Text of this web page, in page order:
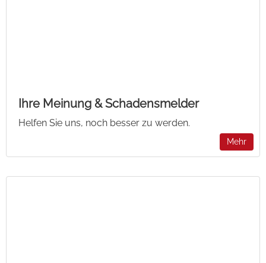
Ihre Meinung & Schadensmelder
Helfen Sie uns, noch besser zu werden.
Mehr